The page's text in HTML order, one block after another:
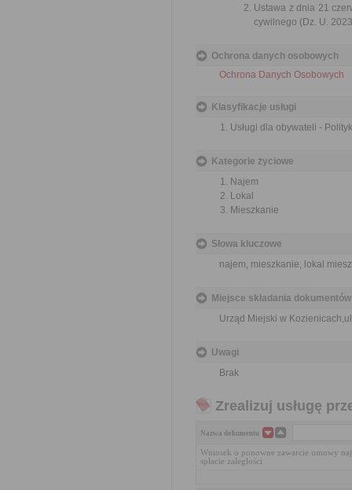
Ustawa z dnia 21
cywilnego (Dz. U.
Ochrona danych osobowych
Ochrona Danych Osobowych
Klasyfikacje usługi
Usługi dla obywateli -
Kategorie życiowe
Najem
Lokal
Mieszkanie
Słowa kluczowe
najem, mieszkanie, lokal
Miejsce składania dokumentów
Urząd Miejski w
Uwagi
Brak
Zrealizuj usługę
Nazwa dokumentu
Wniosek o ponowne zawarcie umowy
spłacie zaległości